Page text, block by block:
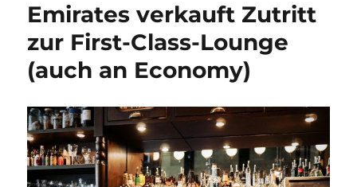
Emirates verkauft Zutritt
zur First-Class-Lounge
(auch an Economy)